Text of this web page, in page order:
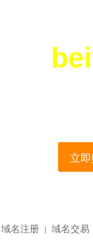
立
域名注册 | 域名交易